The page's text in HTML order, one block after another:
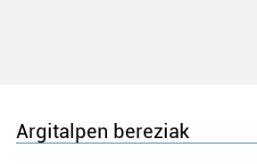
Argitalpen bereziak